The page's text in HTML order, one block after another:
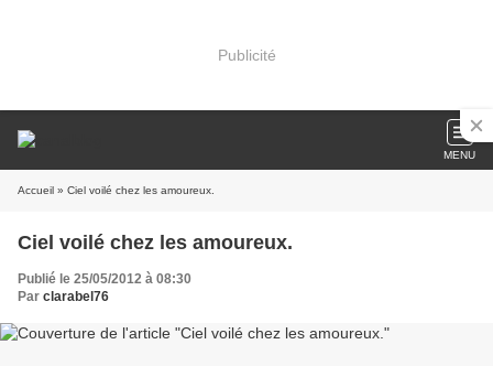
Publicité
MENU
Accueil » Ciel voilé chez les amoureux.
Ciel voilé chez les amoureux.
Publié le 25/05/2012 à 08:30
Par clarabel76